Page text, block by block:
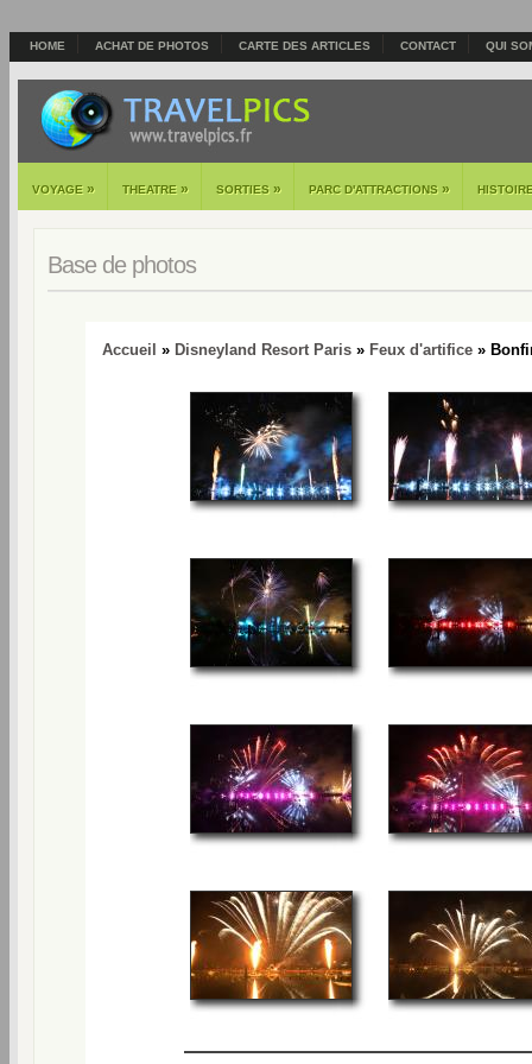
HOME ACHAT DE PHOTOS CARTE DES ARTICLES CONTACT QUI
VOYAGE » THEATRE » SORTIES » PARC D'ATTRACTIONS »
Base de photos
Accueil » Disneyland Resort Paris » Feux d'artifice »